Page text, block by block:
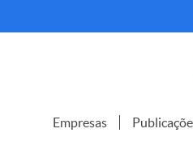
Empresas